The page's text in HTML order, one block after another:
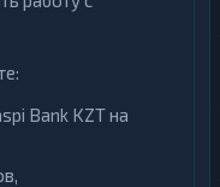
Bank KZT на